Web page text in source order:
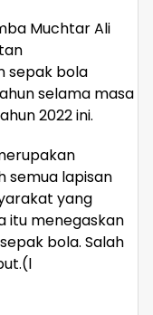
Muchtar Ali
sepak bola
selama masa
2022 ini.
semua lapisan
yang
itu menegaskan
bola. Salah